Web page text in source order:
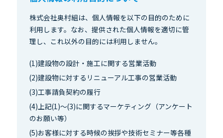
株式会社奥村組は、個人情報を以下の目的のために
利用します。なお、提供された個人情報を適切に管
理し、これ以外の目的には利用しません。
(1)建設物の設計・施工に関する営業活動
(2)建設物に対するリニューアル工事の営業活動
(3)工事請負契約の履行
(4)上記(1)～(3)に関するマーケティング（アンケート
のお願い等）
(5)お客様に対する時候の挨拶や技術セミナー等各種